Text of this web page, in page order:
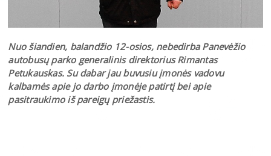
Nuo šiandien, balandžio 12-osios, nebedirba Panevėžio
autobusų parko generalinis direktorius Rimantas
Petukauskas. Su dabar jau buvusiu įmonės vadovu
kalbamės apie jo darbo įmonėje patirtį bei apie
pasitraukimo iš pareigų priežastis.